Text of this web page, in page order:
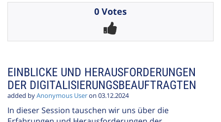
0 Votes
EINBLICKE UND HERAUSFORDERUNGEN
DER DIGITALISIERUNGSBEAUFTRAGTEN
added byAnonymous Useron 03.12.2024
In dieser Session tauschen wir uns über die